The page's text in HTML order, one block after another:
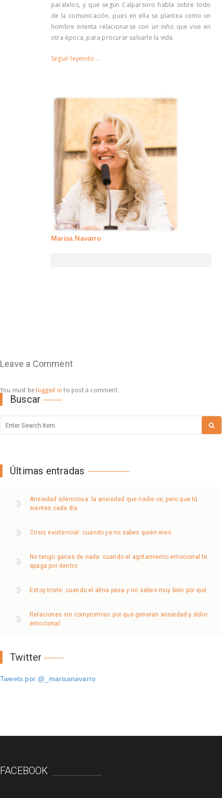
paralelos, y que según Calparsoro habla sobre todo
de la comunicación, pues en ella se plantea como un
hombre intenta relacionarse con un niño que vive en
otra época, para procurar salvarle la vida.
Seguir leyendo …
Marisa Navarro
Leave a Comment
You must belogged in to post a comment.
Buscar
Últimas entradas
Ansiedad silenciosa: la ansiedad que nadie ve, pero que tú
sientes cada día
Crisis existencial: cuando ya no sabes quién eres
No tengo ganas de nada: cuando el agotamiento emocional te
apaga por dentro
Estoy triste: cuando el alma pesa y no sabes muy bien por qué
Relaciones sin compromiso: por qué generan ansiedad y dolor
emocional
Twitter
Tweets por @_marisanavarro
FACEBOOK